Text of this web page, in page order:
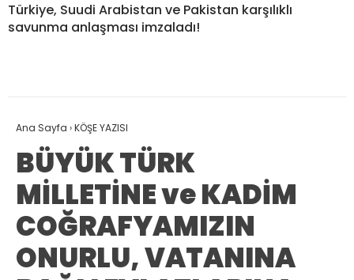
Türkiye, Suudi Arabistan ve Pakistan karşılıklı
savunma anlaşması imzaladı!
Ana Sayfa ›KÖŞE YAZISI
BÜYÜK TÜRK
MİLLETİNE ve KADİM
COĞRAFYAMIZIN
ONURLU, VATANINA